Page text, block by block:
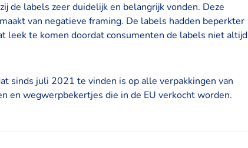
de labels zeer duidelijk en belangrijk vonden. Deze
van negatieve framing. De labels hadden beperkter
leek te komen doordat consumenten de labels niet altijd
sinds juli 2021 te vinden is op alle verpakkingen van
en wegwerpbekertjes die in de EU verkocht worden.